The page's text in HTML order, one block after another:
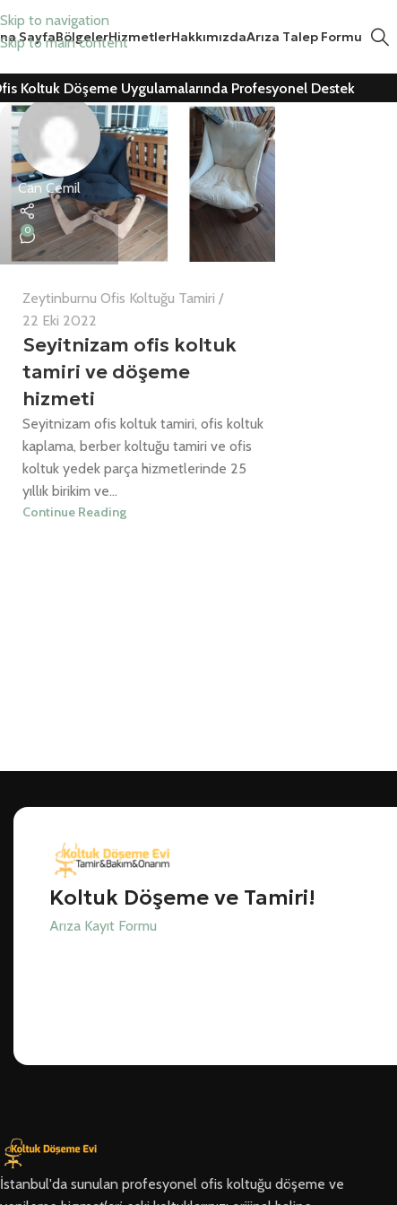
Skip to navigation
Skip to main content
SayfaBölgelerHizmetlerHakkımızdaArıza Talep Formu
Koltuk Döşeme Uygulamalarında Profesyonel Destek
Can Cemil
0
Zeytinburnu Ofis Koltuğu Tamiri
22 Eki 2022
Seyitnizam ofis koltuk
tamiri ve döşeme
hizmeti
Seyitnizam ofis koltuk tamiri, ofis koltuk
kaplama, berber koltuğu tamiri ve ofis
koltuk yedek parça hizmetlerinde 25
yıllık birikim ve...
Continue Reading
Koltuk Döşeme ve Tamiri!
Arıza Kayıt Formu
İstanbul'da sunulan profesyonel ofis koltuğu döşeme ve